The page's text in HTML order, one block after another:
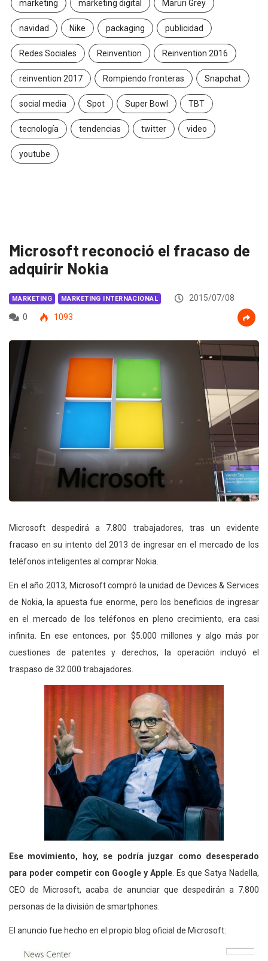
marketing marketing digital Maruri Grey
navidad Nike packaging publicidad
Redes Sociales Reinvention Reinvention 2016
reinvention 2017 Rompiendo fronteras Snapchat
social media Spot Super Bowl TBT
tecnología tendencias twitter video
youtube
Microsoft reconoció el fracaso de
adquirir Nokia
MARKETING MARKETING INTERNACIONAL
2015/07/08
0
1093
Microsoft despedirá a 7.800 trabajadores, tras un evidente
fracaso en su intento del 2013 de ingresar en el mercado de los
teléfonos inteligentes al comprar Nokia.
En el año 2013, Microsoft compró la unidad de Devices & Services
de Nokia, la apuesta fue enorme, pero los beneficios de ingresar
en el mercado de los teléfonos en pleno crecimiento, era casi
infinita. En ese entonces, por $5.000 millones y algo más por
cuestiones de patentes y derechos, la operación incluyó el
traspaso de 32.000 trabajadores.
Ese movimiento, hoy, se podría juzgar como desesperado
para poder competir con Google y Apple. Es que Satya Nadella,
CEO de Microsoft, acaba de anunciar que despedirán a 7.800
personas de la división de smartphones.
El anuncio fue hecho en el propio blog oficial de Microsoft: